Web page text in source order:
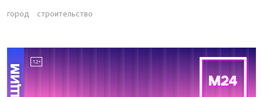
город строительство